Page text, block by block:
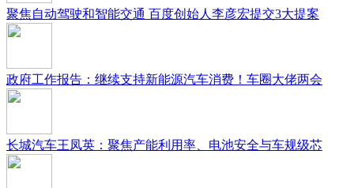
聚焦自动驾驶和智能交通 百度创始人李彦宏提交3大提案
政府工作报告：继续支持新能源汽车消费！车圈大佬两会
长城汽车王凤英：聚焦产能利用率、电池安全与车规级芯